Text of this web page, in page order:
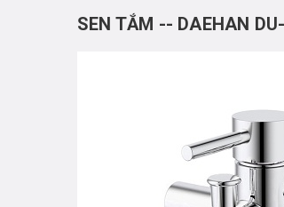
SEN TẮM -- DAEHAN